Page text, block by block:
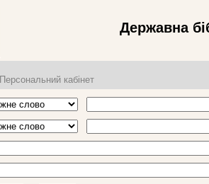
Державна
Персональний кабінет